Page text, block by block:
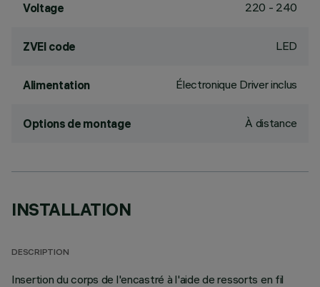
Voltage 220 - 240
ZVEI code LED
Alimentation Électronique Driver inclus
Options de montage À distance
INSTALLATION
DESCRIPTION
Insertion du corps de l'encastré à l'aide de ressorts en fil